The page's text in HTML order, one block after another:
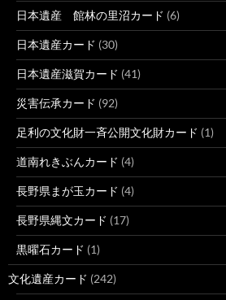
日本遺産 館林の里沼カード (6)
日本遺産カード (30)
日本遺産滋賀カード (41)
災害伝承カード (92)
足利の文化財一斉公開文化財カード (1)
道南れきぶんカード (4)
長野県まが玉カード (4)
長野県縄文カード (17)
黒曜石カード (1)
文化遺産カード (242)